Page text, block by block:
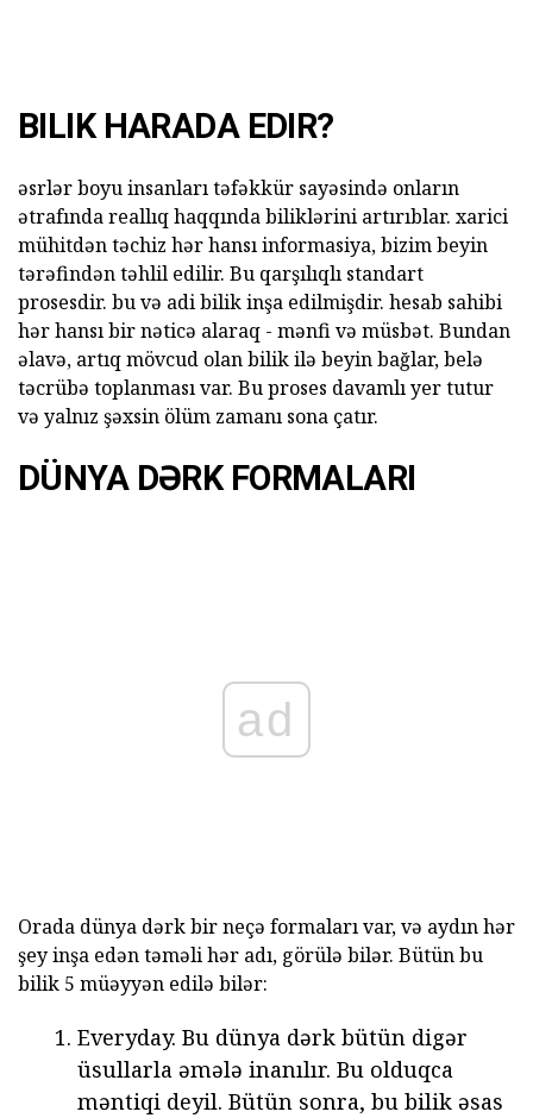
BILIK HARADA EDIR?
əsrlər boyu insanları təfəkkür sayəsində onların
ətrafında reallıq haqqında biliklərini artırıblar. xarici
mühitdən təchiz hər hansı informasiya, bizim beyin
tərəfindən təhlil edilir. Bu qarşılıqlı standart
prosesdir. bu və adi bilik inşa edilmişdir. hesab sahibi
hər hansı bir nəticə alaraq - mənfi və müsbət. Bundan
əlavə, artıq mövcud olan bilik ilə beyin bağlar, belə
təcrübə toplanması var. Bu proses davamlı yer tutur
və yalnız şəxsin ölüm zamanı sona çatır.
DÜNYA DƏRK FORMALARI
ad
Orada dünya dərk bir neçə formaları var, və aydın hər
şey inşa edən təməli hər adı, görülə bilər. Bütün bu
bilik 5 müəyyən edilə bilər:
Everyday. Bu dünya dərk bütün digər
üsullarla əmələ inanılır. Bu olduqca
məntiqi deyil. Bütün sonra, bu bilik əsas